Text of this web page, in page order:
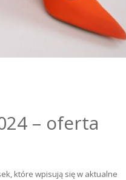
– oferta
które wpisują się w aktualne